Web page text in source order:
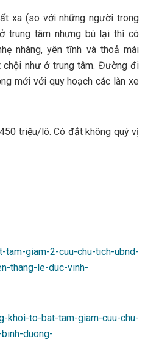
xa (so với những người trong
trung tâm nhưng bù lại thì có
nhàng, yên tĩnh và thoả mái
chội như ở trung tâm. Đường đi
mới với quy hoạch các làn xe
triệu/lô. Có đắt không quý vị
tam-giam-2-cuu-chu-tich-ubnd-
thang-le-duc-vinh-
khoi-to-bat-tam-giam-cuu-chu-
duong-